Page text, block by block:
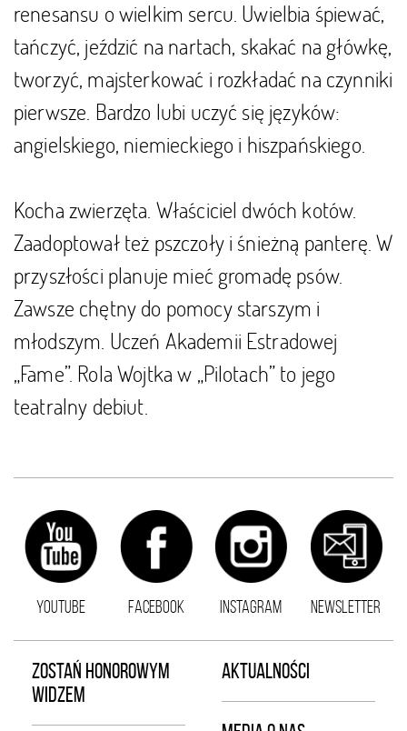
renesansu o wielkim sercu. Uwielbia śpiewać,
tańczyć, jeździć na nartach, skakać na główkę,
tworzyć, majsterkować i rozkładać na czynniki
pierwsze. Bardzo lubi uczyć się języków:
angielskiego, niemieckiego i hiszpańskiego.
Kocha zwierzęta. Właściciel dwóch kotów.
Zaadoptował też pszczoły i śnieżną panterę. W
przyszłości planuje mieć gromadę psów.
Zawsze chętny do pomocy starszym i
młodszym. Uczeń Akademii Estradowej
„Fame”. Rola Wojtka w „Pilotach” to jego
teatralny debiut.
YOUTUBE FACEBOOK INSTAGRAM NEWSLETTER
ZOSTAŃ HONOROWYM
WIDZEM
AKTUALNOŚCI